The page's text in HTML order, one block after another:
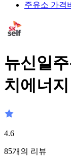
주유소 가격
뉴신일
치에너지
4.6
85개의 리뷰